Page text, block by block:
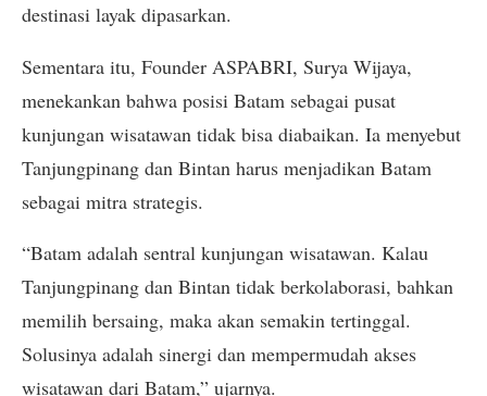
destinasi layak dipasarkan.
Sementara itu, Founder ASPABRI, Surya Wijaya,
menekankan bahwa posisi Batam sebagai pusat
kunjungan wisatawan tidak bisa diabaikan. Ia menyebut
Tanjungpinang dan Bintan harus menjadikan Batam
sebagai mitra strategis.
“Batam adalah sentral kunjungan wisatawan. Kalau
Tanjungpinang dan Bintan tidak berkolaborasi, bahkan
memilih bersaing, maka akan semakin tertinggal.
Solusinya adalah sinergi dan mempermudah akses
wisatawan dari Batam,” ujarnya.